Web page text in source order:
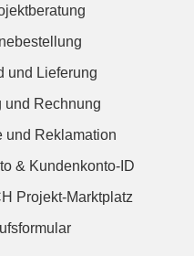
und Lieferung
und Rechnung
und Reklamation
& Kundenkonto-ID
Projekt-Marktplatz